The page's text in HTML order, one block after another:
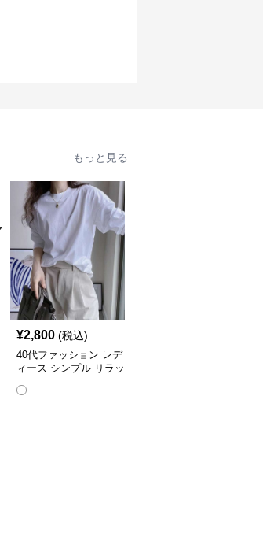
もっと見る
¥2,800 (税込)
40代ファッション レデ
ィース シンプル リラッ
ャツ